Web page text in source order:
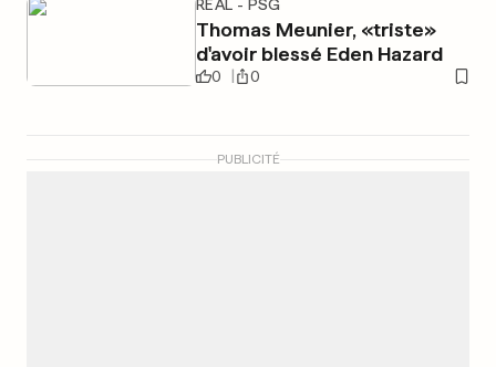
REAL - PSG
Thomas Meunier, «triste»
d'avoir blessé Eden Hazard
0 0
PUBLICITÉ